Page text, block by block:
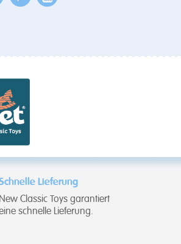
Lieferung
New Classic Toys garantiert
schnelle Lieferung.